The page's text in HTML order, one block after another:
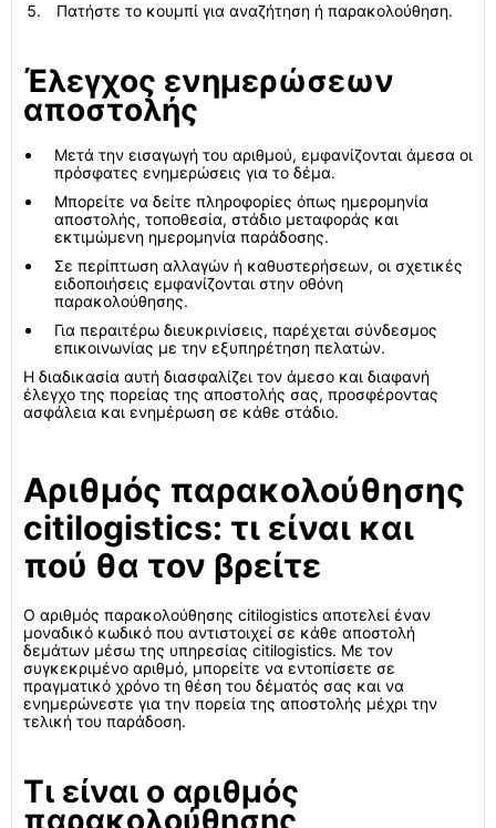
Πατήστε το κουμπί για αναζήτηση ή παρακολούθηση.
Έλεγχος ενημερώσεων
αποστολής
Μετά την εισαγωγή του αριθμού, εμφανίζονται άμεσα οι
πρόσφατες ενημερώσεις για το δέμα.
Μπορείτε να δείτε πληροφορίες όπως ημερομηνία
αποστολής, τοποθεσία, στάδιο μεταφοράς και
εκτιμώμενη ημερομηνία παράδοσης.
Σε περίπτωση αλλαγών ή καθυστερήσεων, οι σχετικές
ειδοποιήσεις εμφανίζονται στην οθόνη
παρακολούθησης.
Για περαιτέρω διευκρινίσεις, παρέχεται σύνδεσμος
επικοινωνίας με την εξυπηρέτηση πελατών.
Η διαδικασία αυτή διασφαλίζει τον άμεσο και διαφανή
έλεγχο της πορείας της αποστολής σας, προσφέροντας
ασφάλεια και ενημέρωση σε κάθε στάδιο.
Αριθμός παρακολούθησης
citilogistics: τι είναι και
πού θα τον βρείτε
Ο αριθμός παρακολούθησης citilogistics αποτελεί έναν
μοναδικό κωδικό που αντιστοιχεί σε κάθε αποστολή
δεμάτων μέσω της υπηρεσίας citilogistics. Με τον
συγκεκριμένο αριθμό, μπορείτε να εντοπίσετε σε
πραγματικό χρόνο τη θέση του δέματός σας και να
ενημερώνεστε για την πορεία της αποστολής μέχρι την
τελική του παράδοση.
Τι είναι ο αριθμός
παρακολούθησης